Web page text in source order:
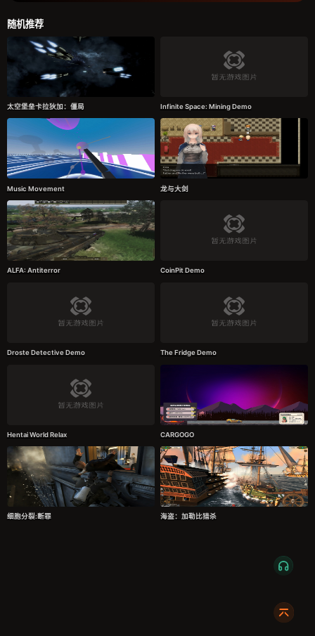
随机推荐
太空堡垒卡拉狄加：僵局 Infinite Space: Mining Demo
Music Movement 龙与大剑
ALFA: Antiterror CoinPit Demo
Droste Detective Demo The Fridge Demo
Hentai World Relax CARGOGO
细胞分裂:断罪 海盗：加勒比猎杀